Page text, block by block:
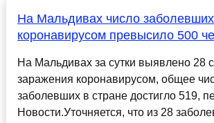
На Мальдивах число заболевших
коронавирусом превысило 500
На Мальдивах за сутки выявлено 28
заражения коронавирусом, общее
заболевших в стране достигло 519,
Новости.Уточняется, что из 28